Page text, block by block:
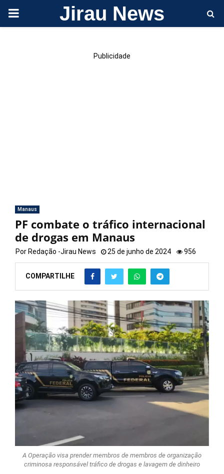
PRIMARY Jirau News
Publicidade
Manaus
PF combate o tráfico internacional
de drogas em Manaus
Por Redação -Jirau News 25 de junho de 2024 956
COMPARTILHE
A Operação visa prender membros de membros de organização
criminosa responsável tráfico de drogas e lavagem de dinheiro